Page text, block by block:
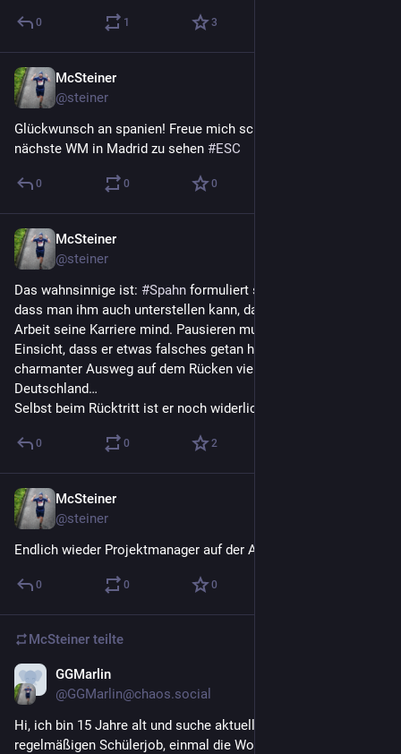
0 1 3
McSteiner
@steiner
Glückwunsch an spanien! Freue mich schon darauf die
nächste WM in Madrid zu sehen #ESC
0 0 0
McSteiner
@steiner
Das wahnsinnige ist: #Spahn formuliert seine Kündigung so,
dass man ihm auch unterstellen kann, dass er wegen der care
Arbeit seine Karriere mind. Pausieren muss. Also keine
Einsicht, dass er etwas falsches getan hat, sondern ein
charmanter Ausweg auf dem Rücken vieler Mütter in
Deutschland…
Selbst beim Rücktritt ist er noch widerlich.
0 0 2
McSteiner
@steiner
Endlich wieder Projektmanager auf der Arbeit
0 0 0
McSteiner teilte
GGMarlin
@GGMarlin@chaos.social
Hi, ich bin 15 Jahre alt und suche aktuell nach einem
regelmäßigen Schülerjob, einmal die Woche. Ich interessiere